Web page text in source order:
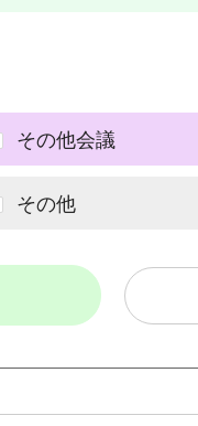
その他会議
その他